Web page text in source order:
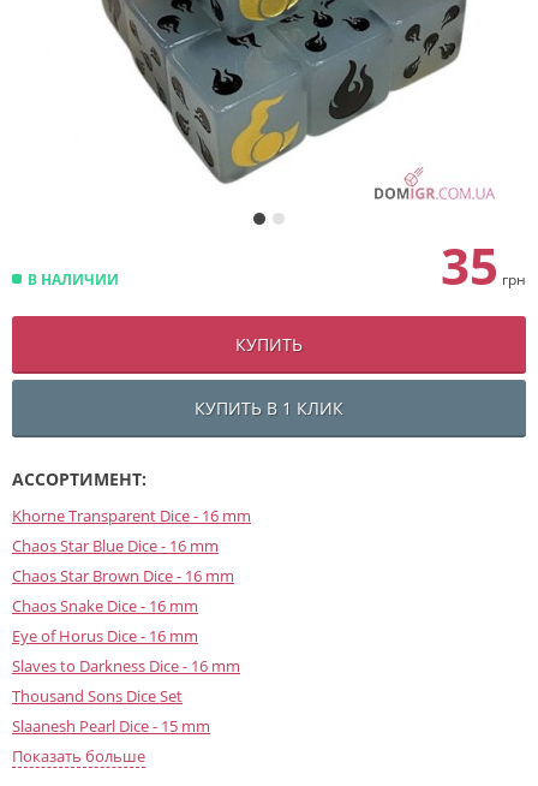
В НАЛИЧИИ 35 грн
КУПИТЬ
КУПИТЬ В 1 КЛИК
АССОРТИМЕНТ:
Khorne Transparent Dice - 16 mm
Chaos Star Blue Dice - 16 mm
Chaos Star Brown Dice - 16 mm
Chaos Snake Dice - 16 mm
Eye of Horus Dice - 16 mm
Slaves to Darkness Dice - 16 mm
Thousand Sons Dice Set
Slaanesh Pearl Dice - 15 mm
Khorne Opaque Dice - 16 mm
Показать больше